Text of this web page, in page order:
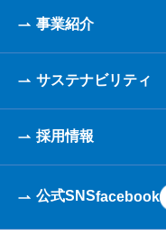
事業紹介
サステナビリティ
採用情報
公式SNSfacebook